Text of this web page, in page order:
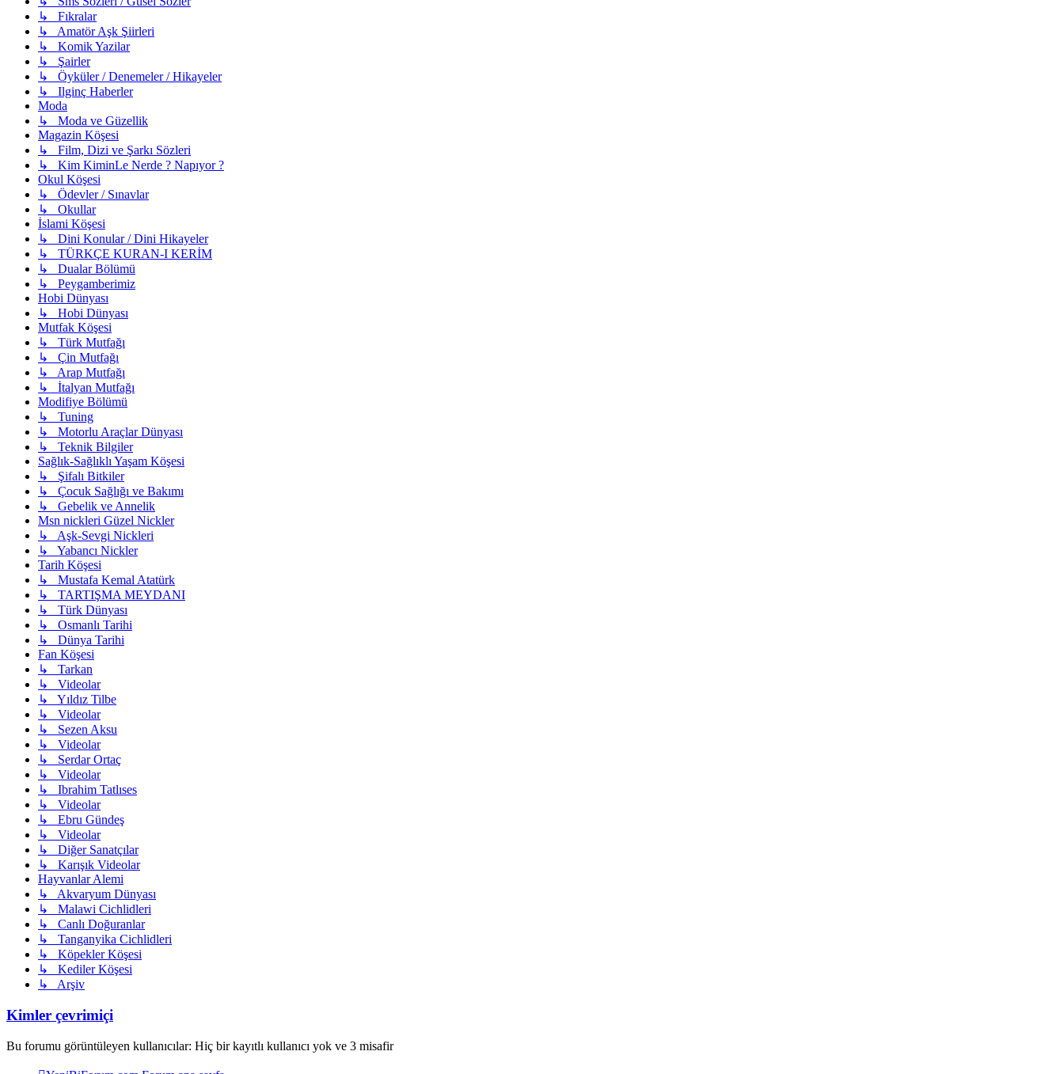
↳ Fıkralar
↳ Amatör Aşk Şiirleri
↳ Komik Yazilar
↳ Şairler
↳ Öyküler / Denemeler / Hikayeler
↳ Ilginç Haberler
Moda
↳ Moda ve Güzellik
Magazin Köşesi
↳ Film, Dizi ve Şarkı Sözleri
↳ Kim KiminLe Nerde ? Napıyor ?
Okul Köşesi
↳ Ödevler / Sınavlar
↳ Okullar
İslami Köşesi
↳ Dini Konular / Dini Hikayeler
↳ TÜRKÇE KURAN-I KERİM
↳ Dualar Bölümü
↳ Peygamberimiz
Hobi Dünyası
↳ Hobi Dünyası
Mutfak Köşesi
↳ Türk Mutfağı
↳ Çin Mutfağı
↳ Arap Mutfağı
↳ İtalyan Mutfağı
Modifiye Bölümü
↳ Tuning
↳ Motorlu Araçlar Dünyası
↳ Teknik Bilgiler
Sağlık-Sağlıklı Yaşam Köşesi
↳ Şifalı Bitkiler
↳ Çocuk Sağlığı ve Bakımı
↳ Gebelik ve Annelik
Msn nickleri Güzel Nickler
↳ Aşk-Sevgi Nickleri
↳ Yabancı Nickler
Tarih Köşesi
↳ Mustafa Kemal Atatürk
↳ TARTIŞMA MEYDANI
↳ Türk Dünyası
↳ Osmanlı Tarihi
↳ Dünya Tarihi
Fan Köşesi
↳ Tarkan
↳ Videolar
↳ Yıldız Tilbe
↳ Videolar
↳ Sezen Aksu
↳ Videolar
↳ Serdar Ortaç
↳ Videolar
↳ Ibrahim Tatlıses
↳ Videolar
↳ Ebru Gündeş
↳ Videolar
↳ Diğer Sanatçılar
↳ Karışık Videolar
Hayvanlar Alemi
↳ Akvaryum Dünyası
↳ Malawi Cichlidleri
↳ Canlı Doğuranlar
↳ Tanganyika Cichlidleri
↳ Köpekler Köşesi
↳ Kediler Köşesi
↳ Arşiv
Kimler çevrimiçi
Bu forumu görüntüleyen kullanıcılar: Hiç bir kayıtlı kullanıcı yok ve 3 misafir